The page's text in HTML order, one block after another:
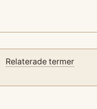
Relaterade termer